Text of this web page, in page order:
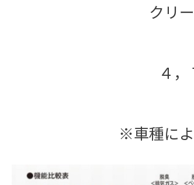
クリ
４
※車種に